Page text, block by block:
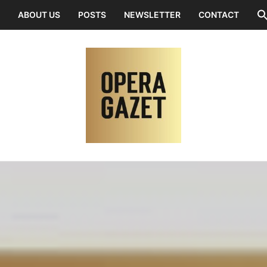
ABOUT US POSTS NEWSLETTER CONTACT